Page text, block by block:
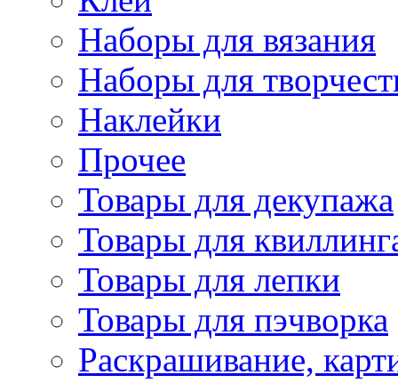
Наборы для вязания
Наборы для
Наклейки
Прочее
Товары для декупажа
Товары для
Товары для лепки
Товары для пэчворка
Раскрашивание,